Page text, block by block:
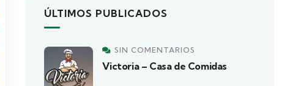
ÚLTIMOS PUBLICADOS
SIN COMENTARIOS
Victoria – Casa de Comidas